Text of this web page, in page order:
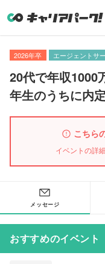
2026年卒 エージェントサ
20代で年収1000
年生のうちに内
こちら
イベントの詳
メッセージ
おすすめのイベント